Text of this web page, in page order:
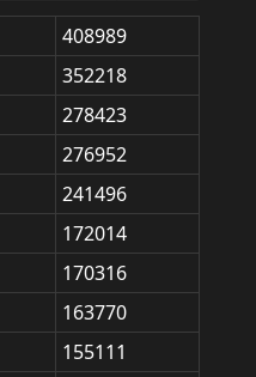
408989
352218
278423
276952
241496
172014
170316
163770
155111